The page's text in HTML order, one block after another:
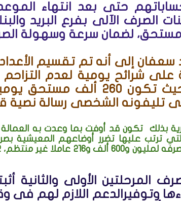
حتى بعد انتهاء
الصرف الآلى بفرع البريد
لضمان سرعة وسهولة
سعفان إلى أنه تم تقسيم
على شرائح يومية لعدم
ماكينات الصرف الآلي، بحيث
بذلك تكون قد أوفت بما وعدت به العمالة
المرحلتين الأولى والثانية
وتوفيرالدعم اللازم لهم فى